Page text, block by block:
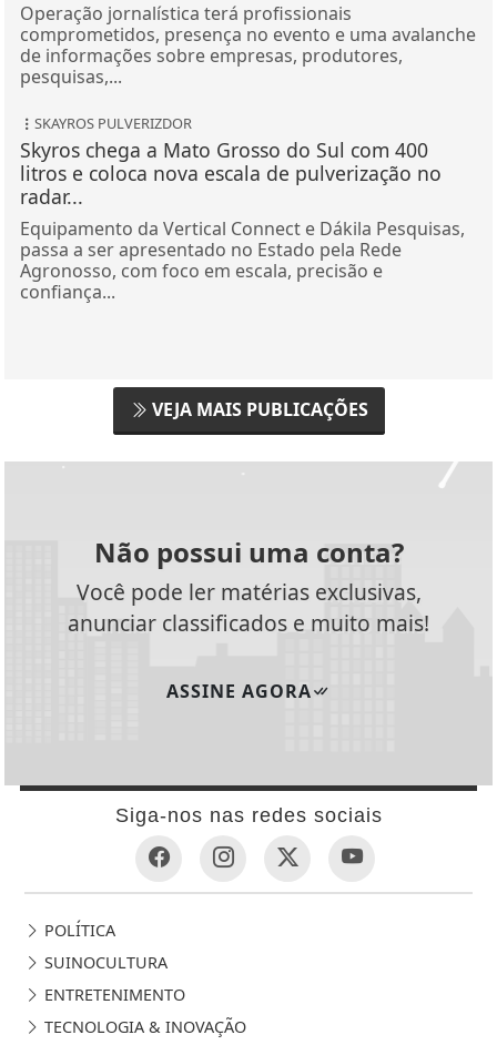
Operação jornalística terá profissionais
comprometidos, presença no evento e uma avalanche
de informações sobre empresas, produtores,
pesquisas,...
SKAYROS PULVERIZDOR
Skyros chega a Mato Grosso do Sul com 400
litros e coloca nova escala de pulverização no
radar...
Equipamento da Vertical Connect e Dákila Pesquisas,
passa a ser apresentado no Estado pela Rede
Agronosso, com foco em escala, precisão e
confiança...
VEJA MAIS PUBLICAÇÕES
Não possui uma conta?
Você pode ler matérias exclusivas,
anunciar classificados e muito mais!
ASSINE AGORA
Siga-nos nas redes sociais
POLÍTICA
SUINOCULTURA
ENTRETENIMENTO
TECNOLOGIA & INOVAÇÃO